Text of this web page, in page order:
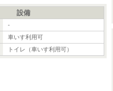
設備
-
車いす利用可
トイレ（車いす利用可）